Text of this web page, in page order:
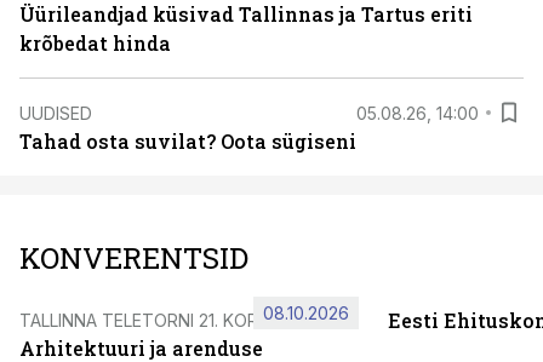
Üürileandjad küsivad Tallinnas ja Tartus eriti
krõbedat hinda
UUDISED 05.08.26, 14:00
Tahad osta suvilat? Oota sügiseni
KONVERENTSID
TALLINNA TELETORNI 21. KORRUSEL
Arhitektuuri ja arenduse
08.10.2026 Eesti